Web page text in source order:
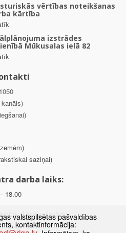
vērtības noteikšanas
kārtība
izstrādes
Mūkusalas ielā 82
saziņai)
darba laiks:
18.00
darba laiks:
18.00
valstspilsētas pašvaldības
kontaktinformācija: